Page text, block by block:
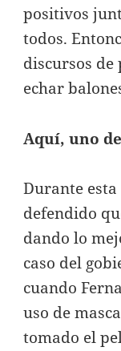
positivos
todos.
discursos
echar
Aquí, uno
Durante
defendido
dando lo
caso del
cuando
uso de
tomado el